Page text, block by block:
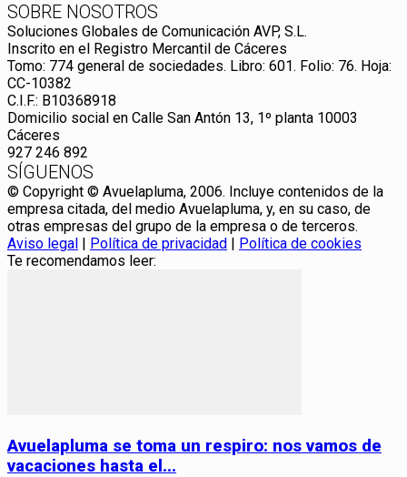
SOBRE NOSOTROS
Soluciones Globales de Comunicación AVP, S.L.
Inscrito en el Registro Mercantil de Cáceres
Tomo: 774 general de sociedades. Libro: 601. Folio: 76. Hoja:
CC-10382
C.I.F.: B10368918
Domicilio social en Calle San Antón 13, 1º planta 10003
Cáceres
927 246 892
SÍGUENOS
© Copyright © Avuelapluma, 2006. Incluye contenidos de la
empresa citada, del medio Avuelapluma, y, en su caso, de
otras empresas del grupo de la empresa o de terceros.
Aviso legal | Política de privacidad | Política de cookies
Te recomendamos leer:
Avuelapluma se toma un respiro: nos vamos de
vacaciones hasta el...